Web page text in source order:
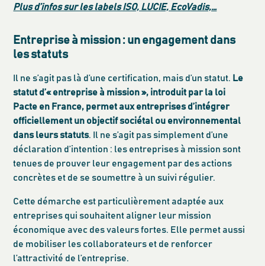
Plus d’infos sur les labels ISO, LUCIE, EcoVadis,…
Entreprise à mission : un engagement dans
les statuts
Il ne s’agit pas là d’une certification, mais d’un statut. Le
statut d’« entreprise à mission », introduit par la loi
Pacte en France, permet aux entreprises d’intégrer
officiellement un objectif sociétal ou environnemental
dans leurs statuts. Il ne s’agit pas simplement d’une
déclaration d’intention : les entreprises à mission sont
tenues de prouver leur engagement par des actions
concrètes et de se soumettre à un suivi régulier.
Cette démarche est particulièrement adaptée aux
entreprises qui souhaitent aligner leur mission
économique avec des valeurs fortes. Elle permet aussi
de mobiliser les collaborateurs et de renforcer
l’attractivité de l’entreprise.